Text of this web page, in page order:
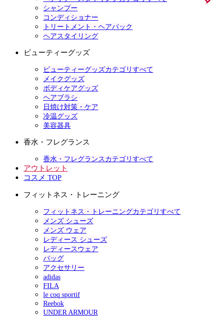
シャンプー
コンディショナー
トリートメント・ヘアパック
ヘアスタイリング
ビューティーグッズ
ビューティーグッズカテゴリすべて
メイクグッズ
ボディケアグッズ
ヘアブラシ
日焼け対策・ケア
冷温グッズ
美容器具
香水・フレグランス
香水・フレグランスカテゴリすべて
アウトレット
コスメ TOP
フィットネス・トレーニング
フィットネス・トレーニングカテゴリすべて
メンズ シューズ
メンズ ウェア
レディース シューズ
レディースウェア
バッグ
アクセサリー
adidas
FILA
le coq sportif
Reebok
UNDER ARMOUR